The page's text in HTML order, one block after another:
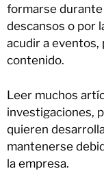
formarse durante
descansos o por
acudir a eventos,
contenido.
Leer muchos
investigaciones,
quieren
mantenerse
la empresa.